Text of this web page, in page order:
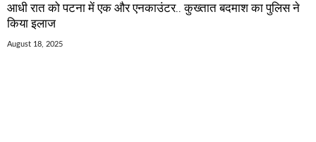
आधी रात को पटना में एक और एनकाउंटर.. कुख्तात बदमाश का पुलिस ने
किया इलाज
August 18, 2025